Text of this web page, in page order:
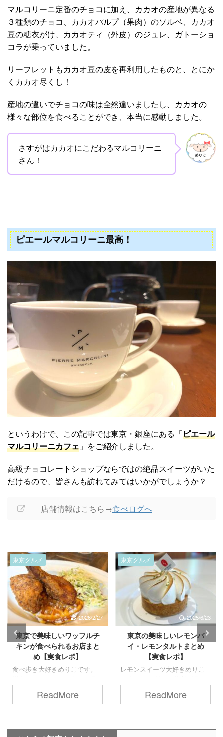
マルコリーニ定番のチョコに加え、カカオの産地が異なる
３種類のチョコ、カカオパルプ（果肉）のソルベ、カカオ
豆の糖衣がけ、カカオティ（外皮）のジュレ、ガトーショ
コラが乗っていました。
リーフレットもカカオ豆の皮を再利用したものと、とにか
くカカオ尽くし！
産地の違いでチョコの味は全然違いましたし、カカオの
様々な部位を食べることができ、本当に感動しました。
さすがはカカオにこだわるマルコリーニ
さん！
ピエールマルコリーニ最高！
というわけで、この記事では東京・銀座にある「ピエール
マルコリーニカフェ 」をご紹介しました。
高級チョコレートショップならではの絶品スイーツがいた
だけるので、皆さんも訪れてみてはいかがでしょうか？
店舗情報はこちら→食べログへ
東京グルメ
2025/6/23
東京の美味しいレモンパ
イ・レモンタルトまとめ
【実食レポ】
レモンスイーツ大好きめりこ
を観ると、ついつい食べたく
なる「レモンパイ」。 でも
「レモンタルト」も捨てがた
ルトが食べられるお店を探し
ReadMore
東京グルメ
2025/6/3
東京で美味しい海老ワンタ
ン麺が食べられるお店まと
め【実食レポ】
食べ歩き大好きめりこです。
のモチモチ食感、ツルッとし
たのど越しの麺が楽しめる
「海老ワンタン麵」。 この記
ReadMore